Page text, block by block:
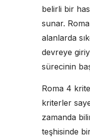
belirli bir
sunar.
alanlarda
devreye
sürecinin
Roma 4
kriterler
zamanda
teşhisinde